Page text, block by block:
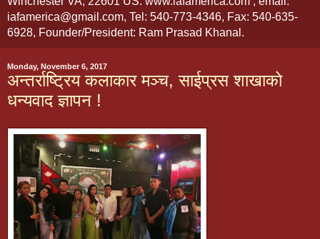
iafamerica@gmail.com, Tel: 540-773-4346, Fax: 540-635-
6928, Founder/President: Ram Prasad Khanal.
Monday, November 6, 2017
अन्तर्राष्ट्रिय कलाकार मञ्च, साईप्रस शाखाको
धन्यवाद ज्ञापन !